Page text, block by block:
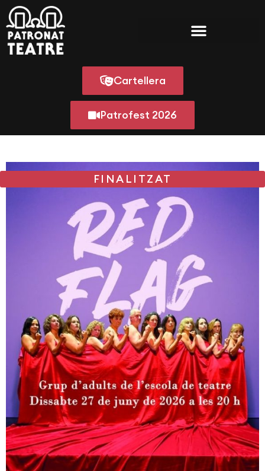
Cartellera
Patrofest 2026
FINALITZAT